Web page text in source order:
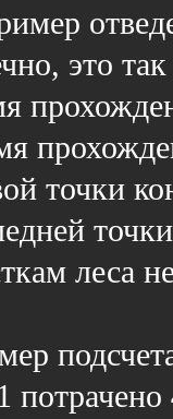
это
точки
леса
потрачено